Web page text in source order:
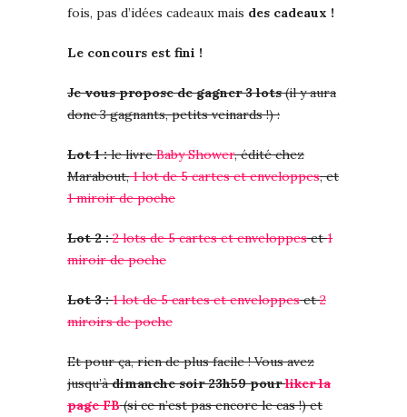
fois, pas d’idées cadeaux mais des cadeaux !
Le concours est fini !
Je vous propose de gagner 3 lots(il y aura
donc 3 gagnants, petits veinards !) :
Lot 1 :le livreBaby Shower, édité chez
Marabout,1 lot de 5 cartes et enveloppes, et
1 miroir de poche
Lot 2 : 2 lots de 5 cartes et enveloppeset1
miroir de poche
Lot 3 : 1 lot de 5 cartes et enveloppeset2
miroirs de poche
Et pour ça, rien de plus facile ! Vous avez
jusqu’àdimanche soir 23h59 pour liker la
page FB(si ce n’est pas encore le cas !) et